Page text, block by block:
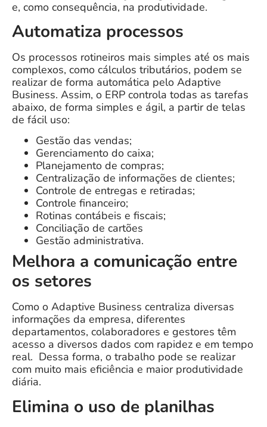
e, como consequência, na produtividade.
Automatiza processos
Os processos rotineiros mais simples até os mais
complexos, como cálculos tributários, podem se
realizar de forma automática pelo Adaptive
Business. Assim, o ERP controla todas as tarefas
abaixo, de forma simples e ágil, a partir de telas
de fácil uso:
Gestão das vendas;
Gerenciamento do caixa;
Planejamento de compras;
Centralização de informações de clientes;
Controle de entregas e retiradas;
Controle financeiro;
Rotinas contábeis e fiscais;
Conciliação de cartões
Gestão administrativa.
Melhora a comunicação entre
os setores
Como o Adaptive Business centraliza diversas
informações da empresa, diferentes
departamentos, colaboradores e gestores têm
acesso a diversos dados com rapidez e em tempo
real. Dessa forma, o trabalho pode se realizar
com muito mais eficiência e maior produtividade
diária.
Elimina o uso de planilhas